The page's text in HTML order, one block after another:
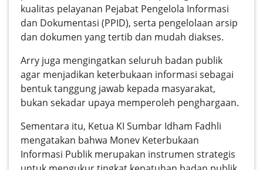
kualitas pelayanan Pejabat Pengelola Informasi
dan Dokumentasi (PPID), serta pengelolaan arsip
dan dokumen yang tertib dan mudah diakses.
Arry juga mengingatkan seluruh badan publik
agar menjadikan keterbukaan informasi sebagai
bentuk tanggung jawab kepada masyarakat,
bukan sekadar upaya memperoleh penghargaan.
Sementara itu, Ketua KI Sumbar Idham Fadhli
mengatakan bahwa Monev Keterbukaan
Informasi Publik merupakan instrumen strategis